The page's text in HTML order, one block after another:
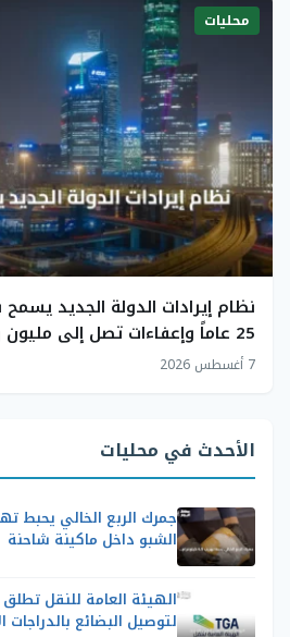
محليات
نظام إيرادات الدولة الجديد
25 عاماً وإعفاءات تصل إلى مليون ريال
7 أغسطس 2026
الأحدث في محليات
الشبو داخل ماكينة شاحنة
الهيئة العامة للنقل تطلق
لتوصيل البضائع بالدراجات